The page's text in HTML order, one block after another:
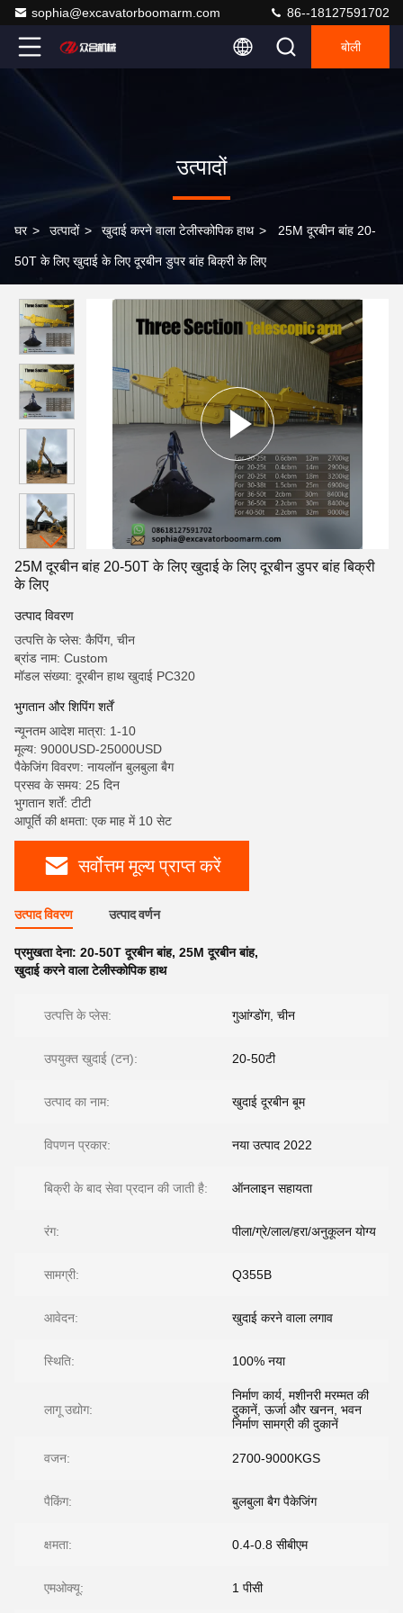
sophia@excavatorboomarm.com 86--18127591702
बोली
उत्पादों
घर > उत्पादों > खुदाई करने वाला टेलीस्कोपिक हाथ > 25M दूरबीन बांह 20-
50T के लिए खुदाई के लिए दूरबीन डुपर बांह बिक्री के लिए
25M दूरबीन बांह 20-50T के लिए खुदाई के लिए दूरबीन डुपर बांह बिक्री
के लिए
उत्पाद विवरण
उत्पत्ति के प्लेस: कैपिंग, चीन
ब्रांड नाम: Custom
मॉडल संख्या: दूरबीन हाथ खुदाई PC320
भुगतान और शिपिंग शर्तें
न्यूनतम आदेश मात्रा: 1-10
मूल्य: 9000USD-25000USD
पैकेजिंग विवरण: नायलॉन बुलबुला बैग
प्रसव के समय: 25 दिन
भुगतान शर्तें: टीटी
आपूर्ति की क्षमता: एक माह में 10 सेट
सर्वोत्तम मूल्य प्राप्त करें
उत्पाद विवरण उत्पाद वर्णन
प्रमुखता देना: 20-50T दूरबीन बांह, 25M दूरबीन बांह,
खुदाई करने वाला टेलीस्कोपिक हाथ
उत्पत्ति के प्लेस: गुआंग्डोंग, चीन
उपयुक्त खुदाई (टन): 20-50टी
उत्पाद का नाम: खुदाई दूरबीन बूम
विपणन प्रकार: नया उत्पाद 2022
बिक्री के बाद सेवा प्रदान की जाती है: ऑनलाइन सहायता
रंग: पीला/ग्रे/लाल/हरा/अनुकूलन योग्य
सामग्री: Q355B
आवेदन: खुदाई करने वाला लगाव
स्थिति: 100% नया
लागू उद्योग:
निर्माण कार्य, मशीनरी मरम्मत की
दुकानें, ऊर्जा और खनन, भवन
निर्माण सामग्री की दुकानें
वजन: 2700-9000KGS
पैकिंग: बुलबुला बैग पैकेजिंग
क्षमता: 0.4-0.8 सीबीएम
एमओक्यू: 1 पीसी